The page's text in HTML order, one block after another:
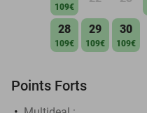
109€
28
109€
29
109€
30
109€
Points Forts